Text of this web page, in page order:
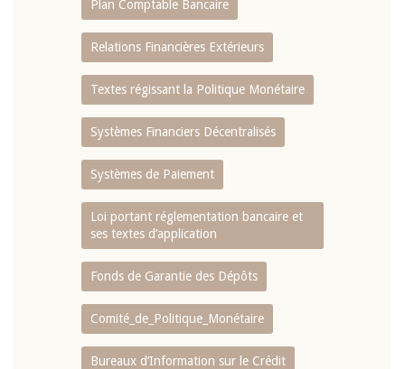
Plan Comptable Bancaire
Relations Financières Extérieurs
Textes régissant la Politique Monétaire
Systèmes Financiers Décentralisés
Systèmes de Paiement
Loi portant réglementation bancaire et
ses textes d’application
Fonds de Garantie des Dépôts
Comité_de_Politique_Monétaire
Bureaux d’Information sur le Crédit